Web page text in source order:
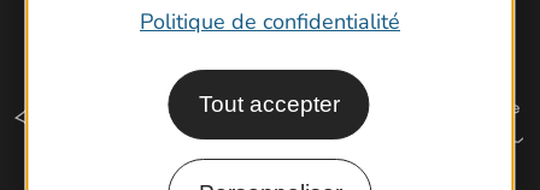
Politique de confidentialité
Tout accepter